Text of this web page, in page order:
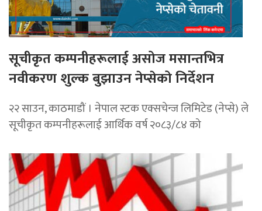
सूचीकृत कम्पनीहरूलाई असोज मसान्तभित्र
नवीकरण शुल्क बुझाउन नेप्सेको निर्देशन
२२ साउन, काठमाडौं । नेपाल स्टक एक्सचेन्ज लिमिटेड (नेप्से) ले
सूचीकृत कम्पनीहरूलाई आर्थिक वर्ष २०८३/८४ को